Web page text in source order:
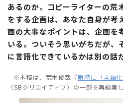
あるのか。コピーライターの荒
をする企画は、あなた自身が考
画の大事なポイントは、企画を
いる。ついそう思いがちだが、
に言語化できているかは別の話だ
※本稿は、荒木俊哉『瞬時に「言語
（SBクリエイティブ）の一部を再編集